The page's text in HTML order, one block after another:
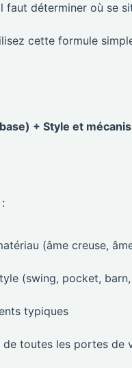
faut déterminer où se
cette formule
+ Style et
(âme creuse,
(swing, pocket,
typiques
toutes les portes